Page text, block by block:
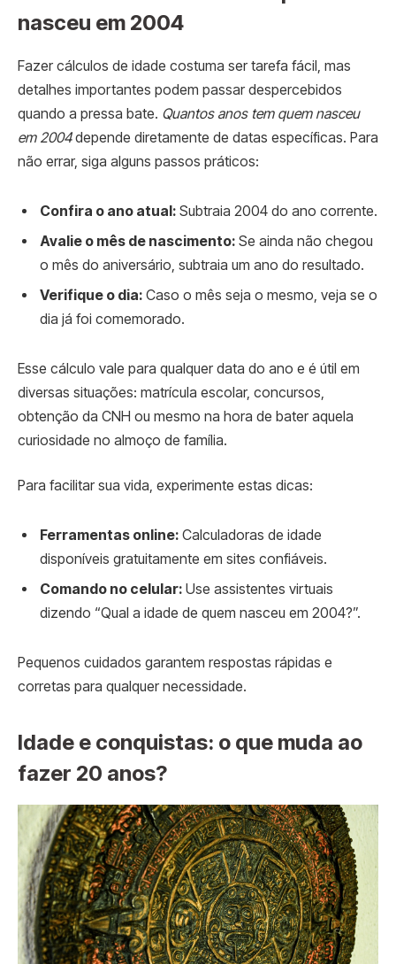
nasceu em 2004
Fazer cálculos de idade costuma ser tarefa fácil, mas
detalhes importantes podem passar despercebidos
quando a pressa bate. Quantos anos tem quem nasceu
em 2004depende diretamente de datas específicas. Para
não errar, siga alguns passos práticos:
Confira o ano atual: Subtraia 2004 do ano corrente.
Avalie o mês de nascimento: Se ainda não chegou
o mês do aniversário, subtraia um ano do resultado.
Verifique o dia: Caso o mês seja o mesmo, veja se o
dia já foi comemorado.
Esse cálculo vale para qualquer data do ano e é útil em
diversas situações: matrícula escolar, concursos,
obtenção da CNH ou mesmo na hora de bater aquela
curiosidade no almoço de família.
Para facilitar sua vida, experimente estas dicas:
Ferramentas online: Calculadoras de idade
disponíveis gratuitamente em sites confiáveis.
Comando no celular: Use assistentes virtuais
dizendo “Qual a idade de quem nasceu em 2004?”.
Pequenos cuidados garantem respostas rápidas e
corretas para qualquer necessidade.
Idade e conquistas: o que muda ao
fazer 20 anos?